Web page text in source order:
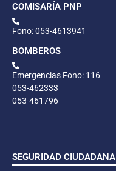
COMISARÍA PNP
Fono: 053-4613941
BOMBEROS
Emergencias Fono: 116
053-462333
053-461796
SEGURIDAD CIUDADANA